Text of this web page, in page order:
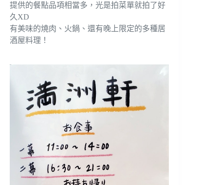
提供的餐點品項相當多，光是拍菜單就拍了好
久XD
有美味的燒肉、火鍋、還有晚上限定的多種居
酒屋料理！